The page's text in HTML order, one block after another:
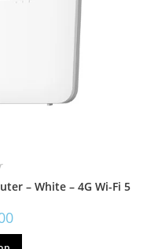
– White – 4G Wi-Fi 5